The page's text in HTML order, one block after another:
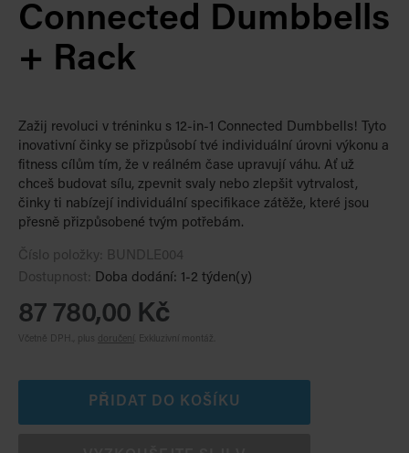
Connected Dumbbells
+ Rack
Zažij revoluci v tréninku s 12-in-1 Connected Dumbbells! Tyto
inovativní činky se přizpůsobí tvé individuální úrovni výkonu a
fitness cílům tím, že v reálném čase upravují váhu. Ať už
chceš budovat sílu, zpevnit svaly nebo zlepšit vytrvalost,
činky ti nabízejí individuální specifikace zátěže, které jsou
přesně přizpůsobené tvým potřebám.
Číslo položky:
BUNDLE004
Dostupnost: Doba dodání: 1-2 týden(y)
87 780,00 Kč
Včetně DPH., plus doručení Exkluzivní montáž.
PŘIDAT DO KOŠÍKU